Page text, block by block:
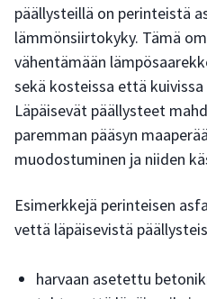
päällysteillä on perinteistä
lämmönsiirtokyky. Tämä
vähentämään
sekä kosteissa että
Läpäisevät päällysteet
paremman pääsyn
muodostuminen ja niiden
Esimerkkejä perinteisen
vettä läpäisevistä
harvaan asetettu